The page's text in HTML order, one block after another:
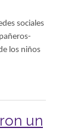
sociales
los niños
un